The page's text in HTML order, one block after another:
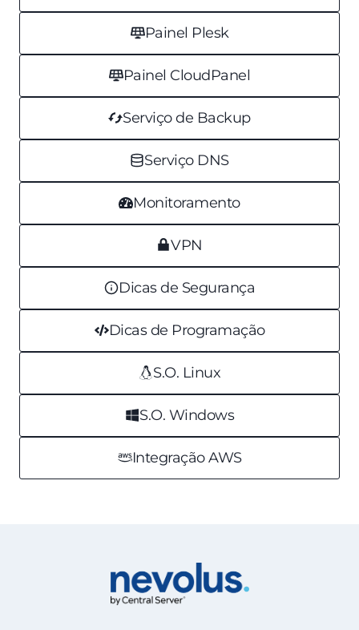
Painel Plesk
Painel CloudPanel
Serviço de Backup
Serviço DNS
Monitoramento
VPN
Dicas de Segurança
Dicas de Programação
S.O. Linux
S.O. Windows
Integração AWS